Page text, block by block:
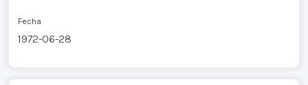
Fecha
1972-06-28